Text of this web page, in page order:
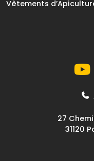
Vêtements
27
31120